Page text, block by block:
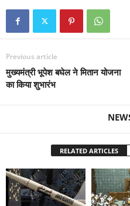
Previous article
मुख्यमंत्री भूपेश बघेल ने मितान योजना
का किया शुभारंभ
RELATED ARTICLES